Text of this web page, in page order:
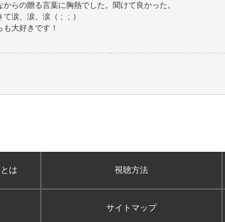
らの贈る言葉に胸熱でした。聞けて良かった。
涙、涙、涙（ ; ; ）
大好きです！
は 視聴方法
サイトマップ